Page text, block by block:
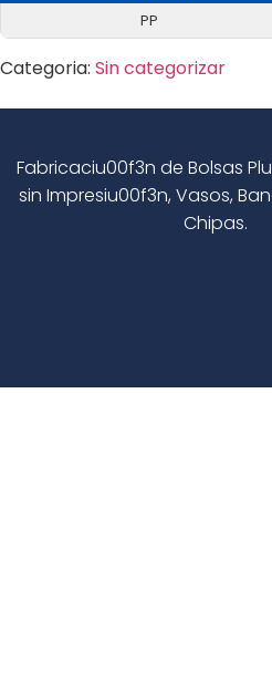
PP
Categoria: Sin categorizar
Fabricaciu00f3n de Bolsas
sin Impresiu00f3n, Vasos,
Chipas.